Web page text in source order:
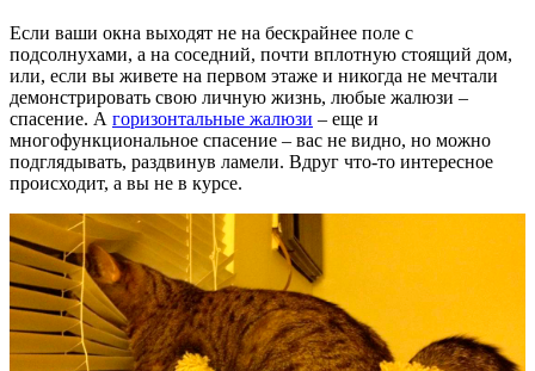
Если ваши окна выходят не на бескрайнее поле с
подсолнухами, а на соседний, почти вплотную стоящий дом,
или, если вы живете на первом этаже и никогда не мечтали
демонстрировать свою личную жизнь, любые жалюзи –
спасение. А горизонтальные жалюзи – еще и
многофункциональное спасение – вас не видно, но можно
подглядывать, раздвинув ламели. Вдруг что-то интересное
происходит, а вы не в курсе.